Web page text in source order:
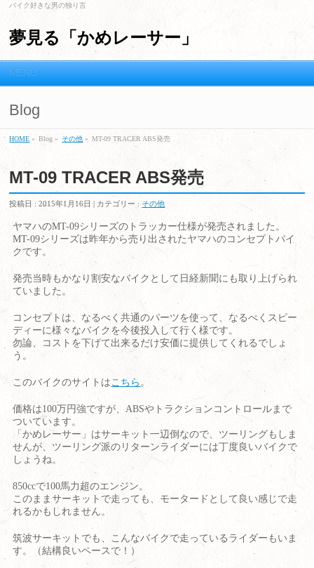
バイク好きな男の独り言
夢見る「かめレーサー」
MENU
Blog
HOME » Blog » その他 » MT-09 TRACER ABS発売
MT-09 TRACER ABS発売
投稿日 :2015年1月16日 | カテゴリー : その他
ヤマハのMT-09シリーズのトラッカー仕様が発売されました。
MT-09シリーズは昨年から売り出されたヤマハのコンセプトバイ
クです。
発売当時もかなり割安なバイクとして日経新聞にも取り上げられ
ていました。
コンセプトは、なるべく共通のパーツを使って、なるべくスピー
ディーに様々なバイクを今後投入して行く様です。
勿論、コストを下げて出来るだけ安価に提供してくれるでしょ
う。
このバイクのサイトはこちら 。
価格は100万円強ですが、ABSやトラクションコントロールまで
ついています。
「かめレーサー」はサーキット一辺倒なので、ツーリングもしま
せんが、ツーリング派のリターンライダーには丁度良いバイクで
しょうね。
850ccで100馬力超のエンジン。
このままサーキットで走っても、モータードとして良い感じで走
れるかもしれません。
筑波サーキットでも、こんなバイクで走っているライダーもいま
す。（結構良いペースで！）